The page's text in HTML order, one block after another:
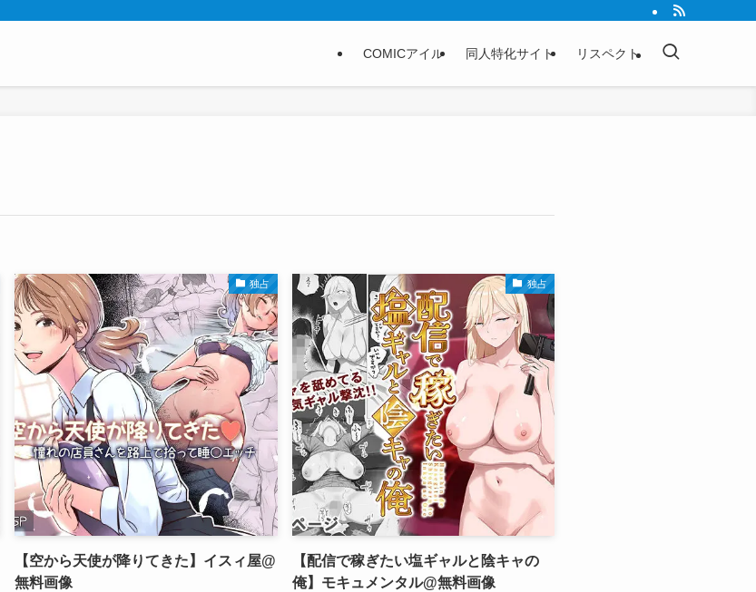
COMICアイル 同人特化サイト リスペクト
独占
【空から天使が降りてきた】イスィ屋@
無料画像
独占
【配信で稼ぎたい塩ギャルと陰キャの
俺】モキュメンタル@無料画像